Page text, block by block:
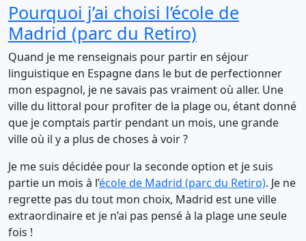
Pourquoi j’ai choisi l’école de
Madrid (parc du Retiro)
Quand je me renseignais pour partir en séjour
linguistique en Espagne dans le but de perfectionner
mon espagnol, je ne savais pas vraiment où aller. Une
ville du littoral pour profiter de la plage ou, étant donné
que je comptais partir pendant un mois, une grande
ville où il y a plus de choses à voir ?
Je me suis décidée pour la seconde option et je suis
partie un mois à l’école de Madrid (parc du Retiro). Je ne
regrette pas du tout mon choix, Madrid est une ville
extraordinaire et je n’ai pas pensé à la plage une seule
fois !